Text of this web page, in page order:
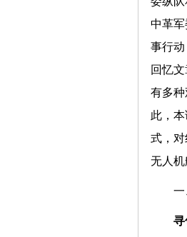
中革
事行动
回忆
有多
此，
式，
无人机
一